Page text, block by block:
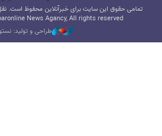
تمامی حقوق این سایت برای خبرآنلاین محفوظ است.
News Agancy, All rights reserved
طراحی و تولید: